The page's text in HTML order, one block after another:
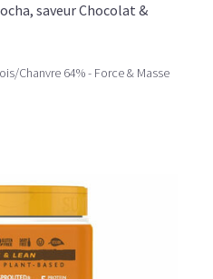
saveur Chocolat &
Chanvre 64% - Force & Masse